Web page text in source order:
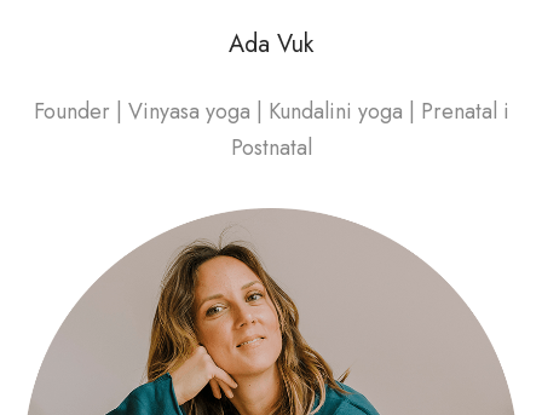
Ada Vuk
Founder | Vinyasa yoga | Kundalini yoga | Prenatal i
Postnatal